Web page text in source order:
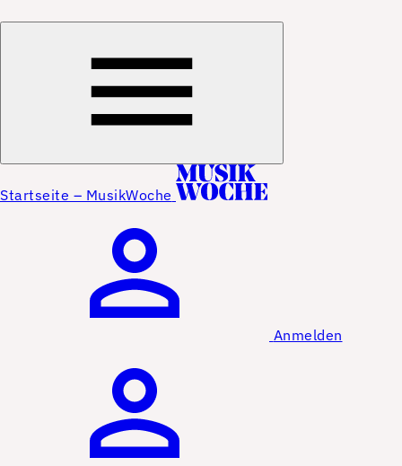
Startseite – MusikWoche
Anmelden